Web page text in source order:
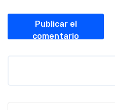
Publicar el
comentario